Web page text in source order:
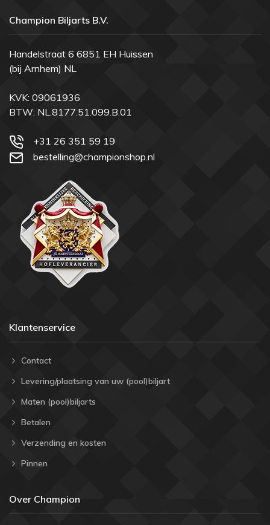
Champion Biljarts B.V.
Handelstraat 6 6851 EH Huissen
(bij Arnhem) NL
KVK: 09061936
BTW: NL.8177.51.099.B.01
+31 26 351 59 19
bestelling@championshop.nl
Klantenservice
Contact
Levering/plaatsing van uw (pool)biljart
Maten (pool)biljarts
Betalen
Verzending en kosten
Pinnen
Over Champion